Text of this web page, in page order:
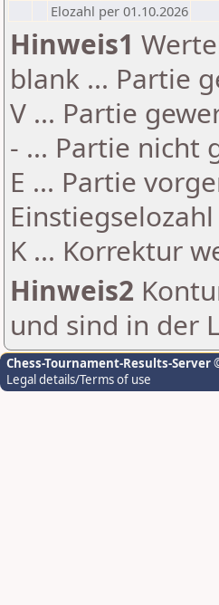
Elozahl per 01.10.2026
Hinweis1
blank ... Partie
V ... Partie
- ... Partie nicht
E ... Partie
K ... Korrektur
Hinweis2
und sind in der
Chess-Tournament-Results-Server
Legal details/Terms of use